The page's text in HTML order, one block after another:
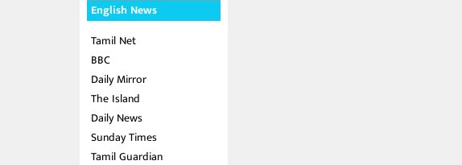
English News
Tamil Net
BBC
Daily Mirror
The Island
Daily News
Sunday Times
Tamil Guardian